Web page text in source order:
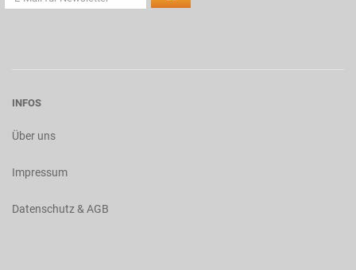
INFOS
Über uns
Impressum
Datenschutz & AGB